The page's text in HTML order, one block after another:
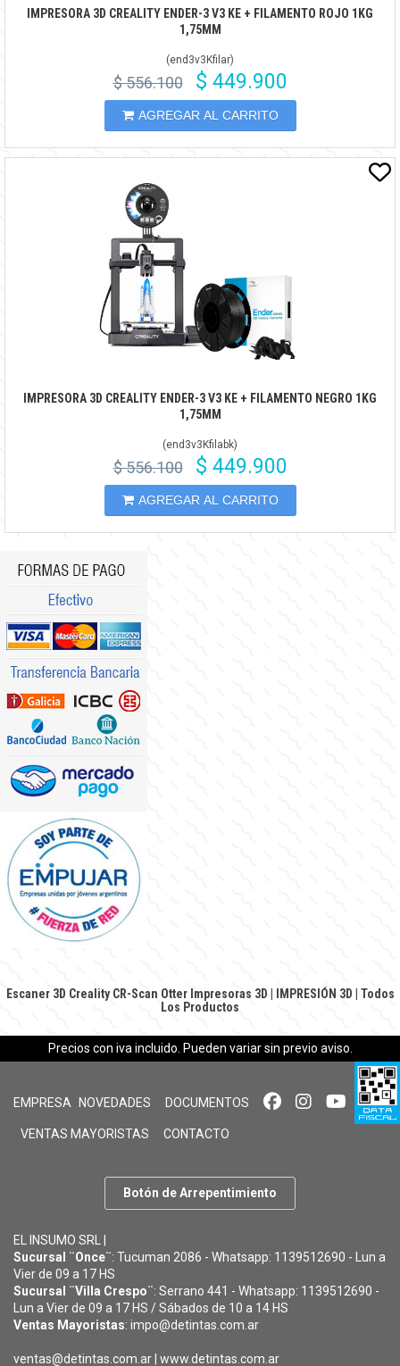
IMPRESORA 3D CREALITY ENDER-3 V3 KE + FILAMENTO ROJO 1KG
1,75MM
(end3v3Kfilar)
$ 556.100 $ 449.900
AGREGAR AL CARRITO
IMPRESORA 3D CREALITY ENDER-3 V3 KE + FILAMENTO NEGRO 1KG
1,75MM
(end3v3Kfilabk)
$ 556.100 $ 449.900
AGREGAR AL CARRITO
Escaner 3D Creality CR-Scan Otter Impresoras 3D IMPRESIÓN 3D
Todos
Los Productos
Precios con iva incluido. Pueden variar sin previo aviso.
EMPRESA NOVEDADES DOCUMENTOS
VENTAS MAYORISTAS CONTACTO
Botón de Arrepentimiento
EL INSUMO SRL |
Sucursal ¨Once¨: Tucuman 2086 - Whatsapp: 1139512690 - Lun a
Vier de 09 a 17 HS
Sucursal ¨Villa Crespo¨: Serrano 441 - Whatsapp: 1139512690 -
Lun a Vier de 09 a 17 HS / Sábados de 10 a 14 HS
Ventas Mayoristas: impo@detintas.com.ar
ventas@detintas.com.ar www.detintas.com.ar